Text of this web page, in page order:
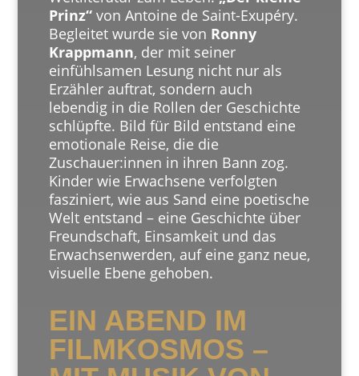
Prinz“von Antoine de Saint-Exupéry.
Begleitet wurde sie von Ronny
Krappmann, der mit seiner
einfühlsamen Lesung nicht nur als
Erzähler auftrat, sondern auch
lebendig in die Rollen der Geschichte
schlüpfte. Bild für Bild entstand eine
emotionale Reise, die die
Zuschauer:innen in ihren Bann zog.
Kinder wie Erwachsene verfolgten
fasziniert, wie aus Sand eine poetische
Welt entstand – eine Geschichte über
Freundschaft, Einsamkeit und das
Erwachsenwerden, auf eine ganz neue,
visuelle Ebene gehoben.
EIN ABEND IM
FILMKOSMOS –